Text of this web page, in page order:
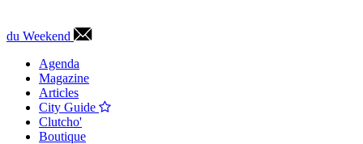
du Weekend
Agenda
Magazine
Articles
City Guide
Clutcho'
Boutique